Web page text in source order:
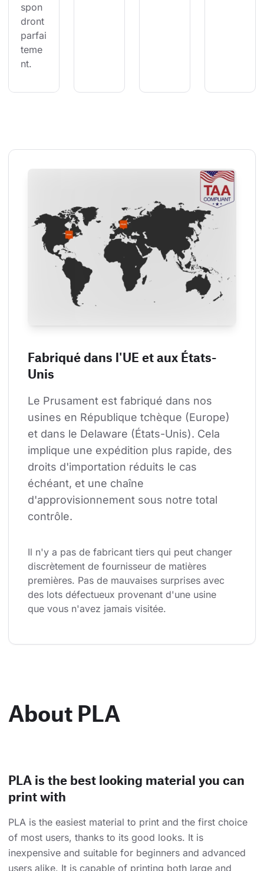
spon
dront
parfai
teme
nt.
Fabriqué dans l'UE et aux États-
Unis
Le Prusament est fabriqué dans nos
usines en République tchèque (Europe)
et dans le Delaware (États-Unis). Cela
implique une expédition plus rapide, des
droits d'importation réduits le cas
échéant, et une chaîne
d'approvisionnement sous notre total
contrôle.
Il n'y a pas de fabricant tiers qui peut changer
discrètement de fournisseur de matières
premières. Pas de mauvaises surprises avec
des lots défectueux provenant d'une usine
que vous n'avez jamais visitée.
About PLA
PLA is the best looking material you can
print with
PLA is the easiest material to print and the first choice
of most users, thanks to its good looks. It is
inexpensive and suitable for beginners and advanced
users alike. It is capable of printing both large and